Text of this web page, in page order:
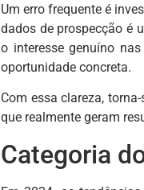
Um erro frequente é
dados de prospecção é
o interesse genuíno
oportunidade concreta.
Com essa clareza,
que realmente geram
Categoria